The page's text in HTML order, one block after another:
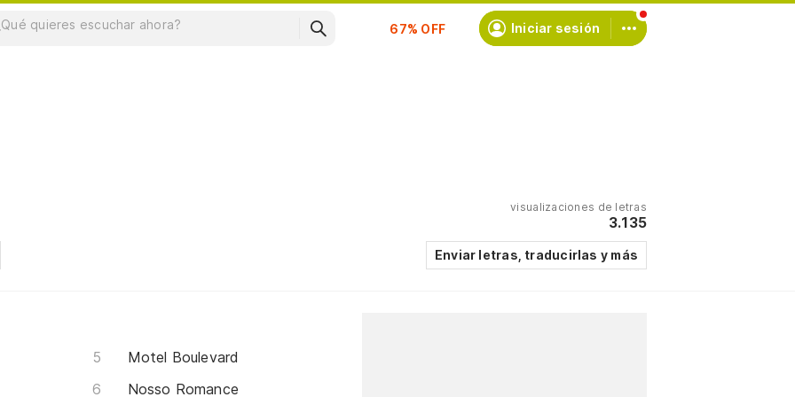
Suscríbete Iniciar sesión
visualizaciones de letras
3.135
Enviar letras, traducirlas y más
Motel Boulevard
Nosso Romance